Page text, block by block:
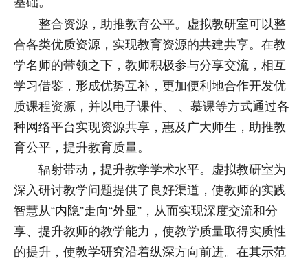
整合资源，助推教育公平。虚拟教研室可以整
合各类优质资源，实现教育资源的共建共享。在教
学名师的带领之下，教师积极参与分享交流，相互
学习借鉴，形成优势互补，更加便利地合作开发优
质课程资源，并以电子课件、 、慕课等方式通过各
种网络平台实现资源共享，惠及广大师生，助推教
育公平，提升教育质量。
辐射带动，提升教学学术水平。虚拟教研室为
深入研讨教学问题提供了良好渠道，使教师的实践
智慧从“内隐”走向“外显”，从而实现深度交流和分
享、提升教师的教学能力，使教学质量取得实质性
的提升，使教学研究沿着纵深方向前进。在其示范